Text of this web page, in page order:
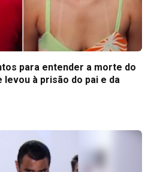
para entender a morte do
levou à prisão do pai e da